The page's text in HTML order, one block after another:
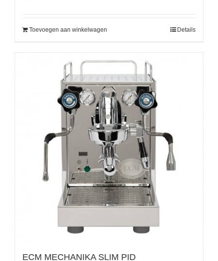
Toevoegen aan winkelwagen Details
ECM MECHANIKA SLIM PID